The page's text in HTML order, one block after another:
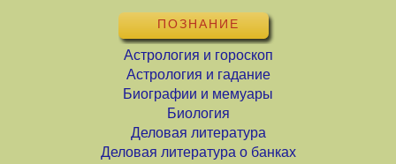
ПОЗНАНИЕ
Астрология и гороскоп
Астрология и гадание
Биографии и мемуары
Биология
Деловая литература
Деловая литература о банках